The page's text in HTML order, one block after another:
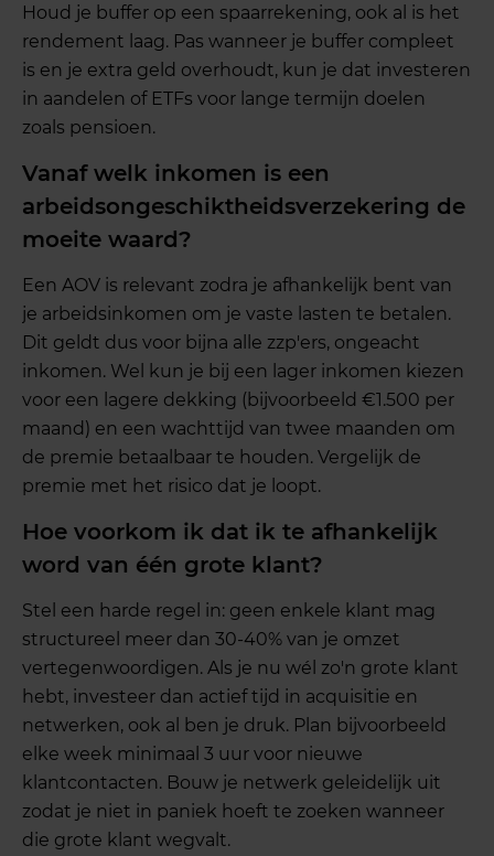
Houd je buffer op een spaarrekening, ook al is het
rendement laag. Pas wanneer je buffer compleet
is en je extra geld overhoudt, kun je dat investeren
in aandelen of ETFs voor lange termijn doelen
zoals pensioen.
Vanaf welk inkomen is een
arbeidsongeschiktheidsverzekering de
moeite waard?
Een AOV is relevant zodra je afhankelijk bent van
je arbeidsinkomen om je vaste lasten te betalen.
Dit geldt dus voor bijna alle zzp'ers, ongeacht
inkomen. Wel kun je bij een lager inkomen kiezen
voor een lagere dekking (bijvoorbeeld €1.500 per
maand) en een wachttijd van twee maanden om
de premie betaalbaar te houden. Vergelijk de
premie met het risico dat je loopt.
Hoe voorkom ik dat ik te afhankelijk
word van één grote klant?
Stel een harde regel in: geen enkele klant mag
structureel meer dan 30-40% van je omzet
vertegenwoordigen. Als je nu wél zo'n grote klant
hebt, investeer dan actief tijd in acquisitie en
netwerken, ook al ben je druk. Plan bijvoorbeeld
elke week minimaal 3 uur voor nieuwe
klantcontacten. Bouw je netwerk geleidelijk uit
zodat je niet in paniek hoeft te zoeken wanneer
die grote klant wegvalt.